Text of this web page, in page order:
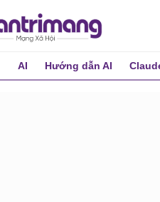
AI Hướng dẫn AI
wcstombs()
wctomb()
Quy tắc phạm vi
Mảng